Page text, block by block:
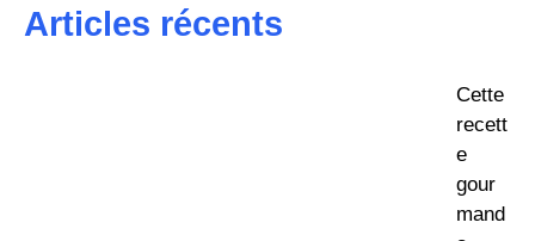
Articles récents
Cette
recett
e
gour
mand